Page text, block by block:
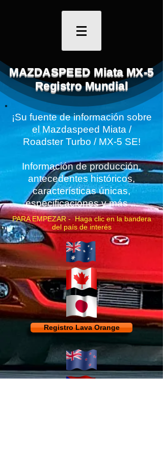
MAZDASPEED Miata MX-5
Registro Mundial
¡Su fuente de información sobre
el Mazdaspeed Miata /
Roadster Turbo / MX-5 SE!
Información de producción,
antecedentes históricos,
características únicas,
especificaciones y más ...
PARA EMPEZAR - Haga clic en la bandera
del país de interés
Registro Lava Orange